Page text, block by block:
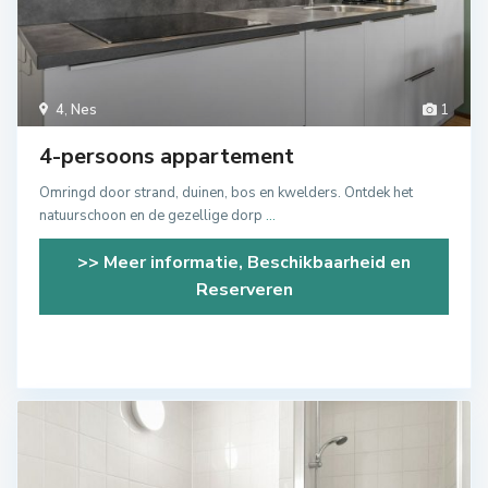
1
4, Nes
4-persoons appartement
Omringd door strand, duinen, bos en kwelders. Ontdek het
natuurschoon en de gezellige dorp ...
>> Meer informatie, Beschikbaarheid en
Reserveren